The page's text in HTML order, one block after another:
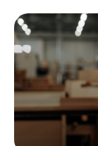
considéré
chantier.